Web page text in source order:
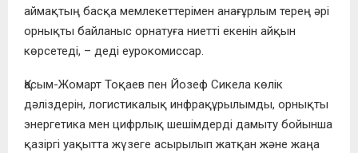
аймақтың басқа мемлекеттерімен анағұрлым терең әрі
орнықты байланыс орнатуға ниетті екенін айқын
көрсетеді, – деді еурокомиссар.
Қасым-Жомарт Тоқаев пен Йозеф Сикела көлік
дәліздерін, логистикалық инфрақұрылымды, орнықты
энергетика мен цифрлық шешімдерді дамыту бойынша
қазіргі уақытта жүзеге асырылып жатқан және жаңа